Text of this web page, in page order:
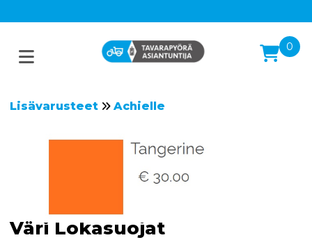
0
Lisävarusteet Achielle
Väri Lokasuojat